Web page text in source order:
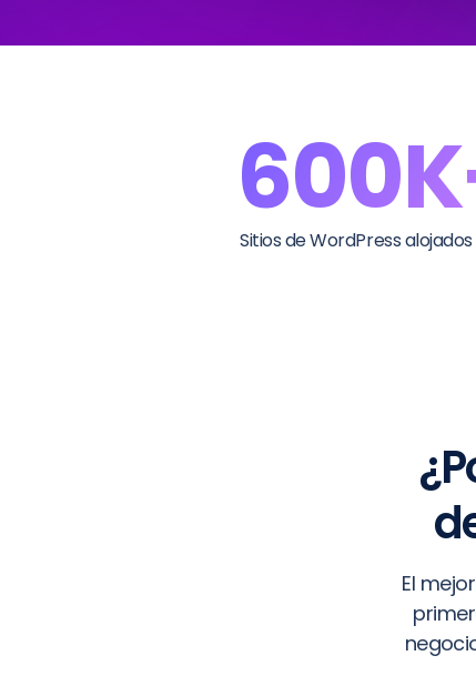
Sitios de WordPress alojados
El